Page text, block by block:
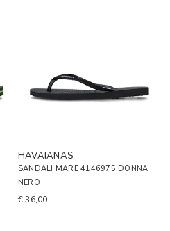
HAVAIANAS
SANDALI MARE 4146975 DONNA
NERO
€ 36,00